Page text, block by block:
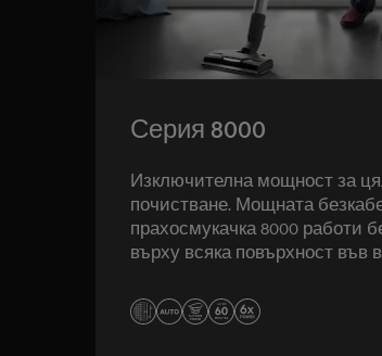
Серия 8000
Изключителна мощност за
почистване. Мощната
прахосмукачка 8000 работи
върху всяка повърхност във
употреба, прахосмукачката
поддържането на